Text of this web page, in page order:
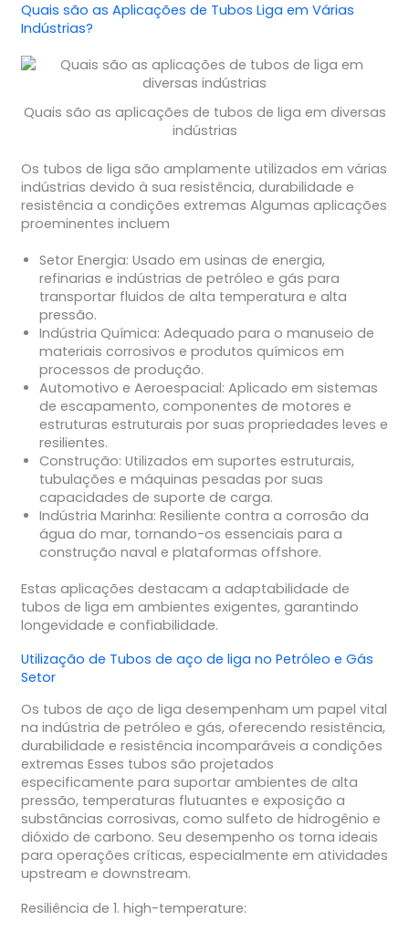
Quais são as Aplicações de Tubos Liga em Várias
Indústrias?
Quais são as aplicações de tubos de liga em diversas
indústrias
Os tubos de liga são amplamente utilizados em várias
indústrias devido à sua resistência, durabilidade e
resistência a condições extremas Algumas aplicações
proeminentes incluem
Setor Energia: Usado em usinas de energia,
refinarias e indústrias de petróleo e gás para
transportar fluidos de alta temperatura e alta
pressão.
Indústria Química: Adequado para o manuseio de
materiais corrosivos e produtos químicos em
processos de produção.
Automotivo e Aeroespacial: Aplicado em sistemas
de escapamento, componentes de motores e
estruturas estruturais por suas propriedades leves e
resilientes.
Construção: Utilizados em suportes estruturais,
tubulações e máquinas pesadas por suas
capacidades de suporte de carga.
Indústria Marinha: Resiliente contra a corrosão da
água do mar, tornando-os essenciais para a
construção naval e plataformas offshore.
Estas aplicações destacam a adaptabilidade de
tubos de liga em ambientes exigentes, garantindo
longevidade e confiabilidade.
Utilização de Tubos de aço de liga no Petróleo e Gás
Setor
Os tubos de aço de liga desempenham um papel vital
na indústria de petróleo e gás, oferecendo resistência,
durabilidade e resistência incomparáveis a condições
extremas Esses tubos são projetados
especificamente para suportar ambientes de alta
pressão, temperaturas flutuantes e exposição a
substâncias corrosivas, como sulfeto de hidrogênio e
dióxido de carbono. Seu desempenho os torna ideais
para operações críticas, especialmente em atividades
upstream e downstream.
Resiliência de 1. high-temperature: